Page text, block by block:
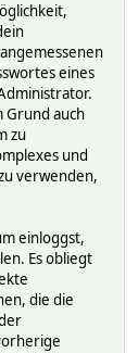
eines
Grund auch
zu
und
verwenden,
einloggst,
Es obliegt
die die